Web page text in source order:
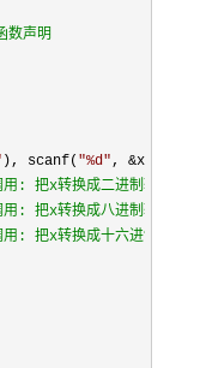
数声明
), scanf( "%d", &x) !=
用: 把x转换成二进制输出
用: 把x转换成八进制输出
用: 把x转换成十六进制输出